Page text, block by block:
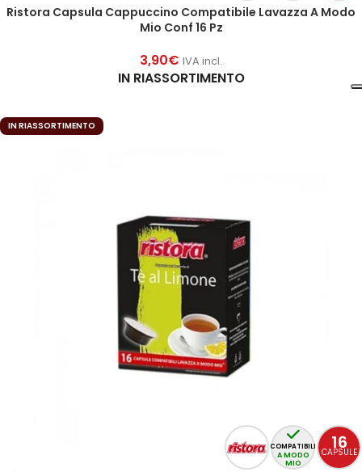
Ristora Capsula Cappuccino Compatibile Lavazza A Modo
Mio Conf 16 Pz
3,90€ IVA incl.
IN RIASSORTIMENTO
IN RIASSORTIMENTO
16
CAPSULE
COMPATIBILI
A MODO
MIO